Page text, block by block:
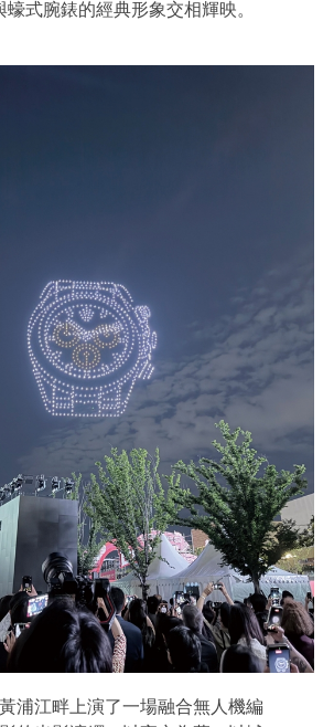
式腕錶的經典形象交相輝映。
浦江畔上演了一場融合無人機編